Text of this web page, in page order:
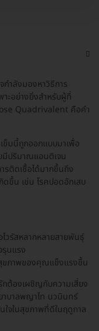
ำลังมองหาวิธีการ
ะอย่างยิ่งสำหรับผู้ที่
Quadrivalent คือคำ
มนี้ถูกออกแบบมาเพื่อ
มีปริมาณแอนติเจน
รติดเชื้อได้มากขึ้นถึง
ดขึ้น เช่น โรคปอดอักเสบ
ไวรัสหลากหลายสายพันธุ์
รุนแรง
ขภาพของคุณแข็งแรงขึ้น
ต้องเผชิญกับความเสี่ยง
าบาลพญาไท นวมินทร์
จในสุขภาพที่ดีในฤดูกาล